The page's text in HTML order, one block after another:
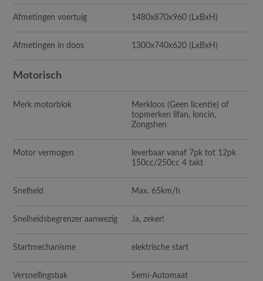
Afmetingen voertuig 1480x870x960 (LxBxH)
Afmetingen in doos 1300x740x620 (LxBxH)
Motorisch
Merk motorblok
Merkloos (Geen licentie) of
topmerken lifan, loncin,
Zongshen
Motor vermogen
leverbaar vanaf 7pk tot 12pk
150cc/250cc 4 takt
Snelheid Max. 65km/h
Snelheidsbegrenzer aanwezig Ja, zeker!
Startmechanisme elektrische start
Versnellingsbak Semi-Automaat